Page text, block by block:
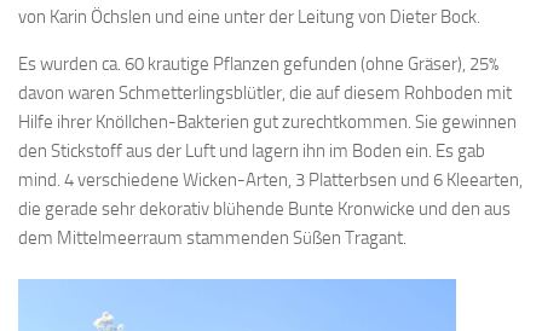
von Karin Öchslen und eine unter der Leitung von Dieter Bock.
Es wurden ca. 60 krautige Pflanzen gefunden (ohne Gräser), 25%
davon waren Schmetterlingsblütler, die auf diesem Rohboden mit
Hilfe ihrer Knöllchen-Bakterien gut zurechtkommen. Sie gewinnen
den Stickstoff aus der Luft und lagern ihn im Boden ein. Es gab
mind. 4 verschiedene Wicken-Arten, 3 Platterbsen und 6 Kleearten,
die gerade sehr dekorativ blühende Bunte Kronwicke und den aus
dem Mittelmeerraum stammenden Süßen Tragant.